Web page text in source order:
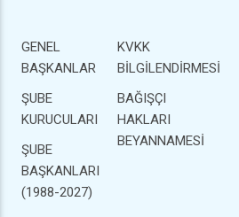
GENEL
BAŞKANLAR
ŞUBE
KURUCULARI
ŞUBE
BAŞKANLARI
(1988-2027)
KVKK
BİLGİLENDİRMESİ
BAĞIŞÇI
HAKLARI
BEYANNAMESİ